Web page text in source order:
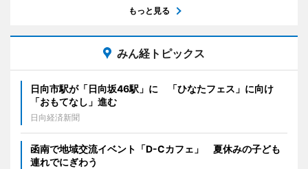
もっと見る
みん経トピックス
日向市駅が「日向坂46駅」に 「ひなたフェス」に向け
「おもてなし」進む
日向経済新聞
函南で地域交流イベント「D-Cカフェ」 夏休みの子ども
連れでにぎわう